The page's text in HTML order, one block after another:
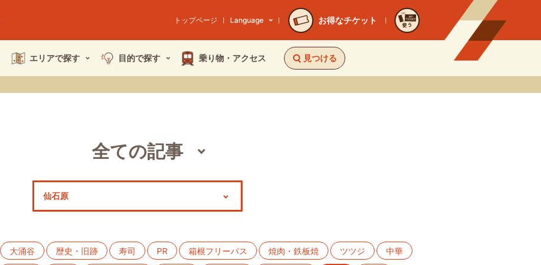
トップページ Language お得なチケット
使う
エリアで探す 目的で探す 乗り物・ アクセス 見つける
全ての記事
スポット
イベント
大涌谷 歴史・旧跡 寿司 PR 箱根フリーパス 焼肉・鉄板焼 ツツジ 中華